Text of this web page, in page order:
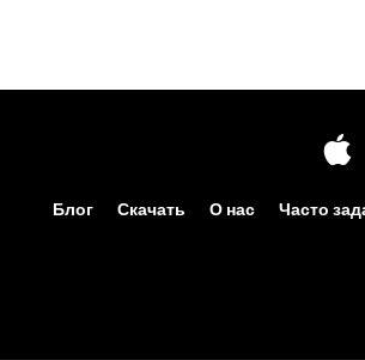
Блог Скачать О нас Часто